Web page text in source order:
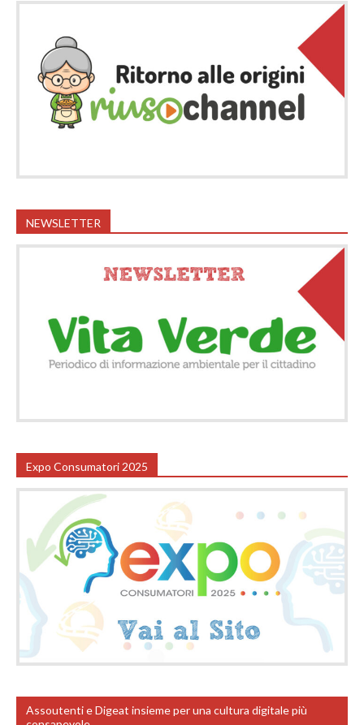
NEWSLETTER
Expo Consumatori 2025
Assoutenti e Digeat insieme per una cultura digitale più